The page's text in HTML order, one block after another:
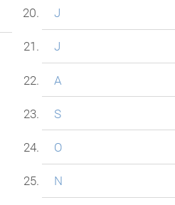
J
J
A
S
O
N